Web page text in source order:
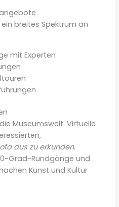
breites Spektrum an
mit Experten
Museumswelt. Virtuelle
aus zu erkunden.
Grad-Rundgänge und
Kunst und Kultur